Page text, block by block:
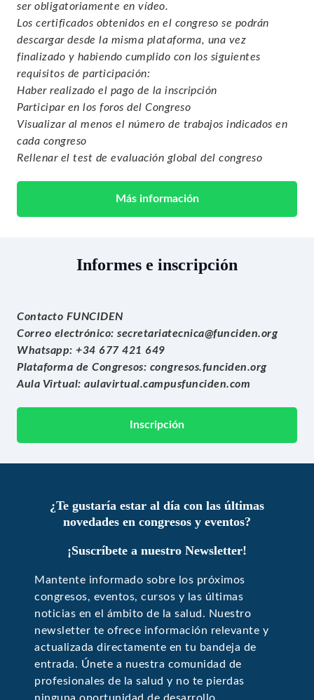
ser obligatoriamente en vídeo.
Los certificados obtenidos en el congreso se podrán
descargar desde la misma plataforma, una vez
finalizado y habiendo cumplido con los siguientes
requisitos de participación:
Haber realizado el pago de la inscripción
Participar en los foros del Congreso
Visualizar al menos el número de trabajos indicados en
cada congreso
Rellenar el test de evaluación global del congreso
Más información
Informes e inscripción
Contacto FUNCIDEN
Correo electrónico:secretariatecnica@funciden.org
Whatsapp: +34 677 421 649
Plataforma de Congresos: congresos.funciden.org
Aula Virtual:aulavirtual.campusfunciden.com
Inscripción
¿Te gustaría estar al día con las últimas
novedades en congresos y eventos?
¡Suscríbete a nuestro Newsletter!
Mantente informado sobre los próximos
congresos, eventos, cursos y las últimas
noticias en el ámbito de la salud. Nuestro
newsletter te ofrece información relevante y
actualizada directamente en tu bandeja de
entrada. Únete a nuestra comunidad de
profesionales de la salud y no te pierdas
ninguna oportunidad de desarrollo